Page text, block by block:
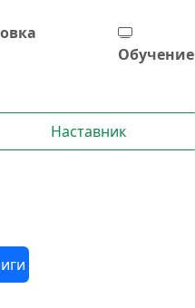
Обучение
Наставник